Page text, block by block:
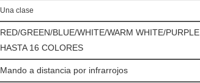
Una clase
RED/GREEN/BLUE/WHITE/WARM WHITE/PURPLE
HASTA 16 COLORES
Mando a distancia por infrarrojos